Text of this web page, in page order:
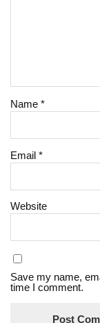
Name*
Email*
Website
Save my name,
time I comment.